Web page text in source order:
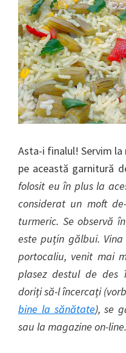
Asta-i finalul! Servim
pe această garnitură
folosit eu în plus la
considerat un moft
turmeric. Se observă
este puțin gălbui.
portocaliu, venit mai
plasez destul de des
doriți să-l încercați
bine la sănătate), se
sau la magazine on-line.